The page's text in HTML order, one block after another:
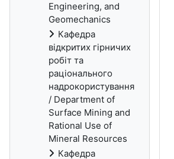
Engineering, and
Geomechanics
Кафедра
відкритих гірничих
робіт та
раціонального
надрокористування
/ Department of
Surface Mining and
Rational Use of
Mineral Resources
Кафедра